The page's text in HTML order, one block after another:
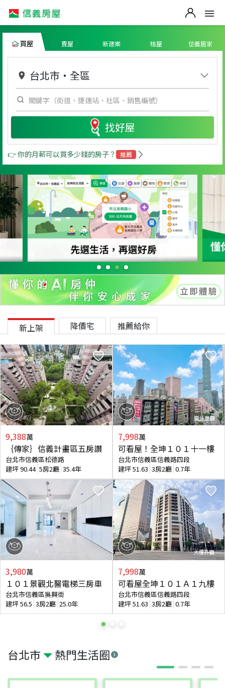
買屋 賣屋 新建案 租屋 信義居家
台北市 ・ 全區
找好屋
👉 你的月薪可以買多少錢的房子？ 推薦
台北市 熱門生活圈
新上架 降價宅 推薦給你
9,388萬
｛傳家｝信義計畫區五房讚
台北市信義區松德路
建坪90.44 5房2廳 35.4年
3,980萬
１０１景觀北醫電梯三房車
台北市信義區吳興街
建坪56.5 3房2廳 25.0年
7,998萬
可看屋！全坤１０１十一樓
台北市信義區信義路四段
建坪51.63 3房2廳 0.7年
7,998萬
可看屋全坤１０１Ａ１九樓
台北市信義區信義路四段
建坪51.63 3房2廳 0.7年